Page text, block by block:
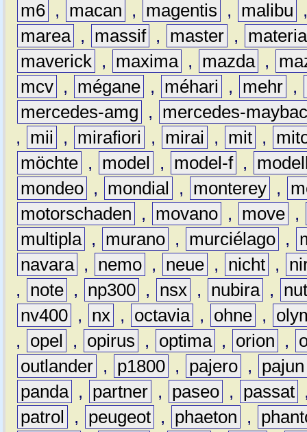
m6 , macan , magentis , malibu
marea , massif , master ,
materia
maverick , maxima , mazda ,
mcv , mégane , méhari , mehr ,
mercedes-amg
,
mercedes-
,
mii , mirafiori , mirai , mit ,
möchte , model , model-f ,
mondeo , mondial , monterey ,
motorschaden
, movano , move ,
multipla , murano , murciélago ,
navara , nemo , neue , nicht ,
,
note , np300 , nsx , nubira ,
nv400 , nx , octavia , ohne ,
,
opel , opirus , optima , orion ,
outlander , p1800 , pajero ,
pajun
panda , partner , paseo , passat
patrol
, peugeot , phaeton ,